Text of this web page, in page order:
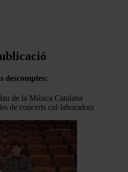
descomptes:
de la Música Catalana
de concerts col·laboradors